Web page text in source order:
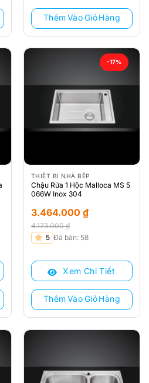
Thêm Vào Giỏ Hàng
-17%
THIẾT BỊ NHÀ BẾP
Chậu Rửa 1 Hộc Malloca MS 5
066W Inox 304
4.173.000₫
Giá
là:
4.173.000 ₫.
3.464.000 ₫
Giá
tại
3.464.000 ₫.
5 Đã bán: 58
Xem Chi Tiết
Thêm Vào Giỏ Hàng